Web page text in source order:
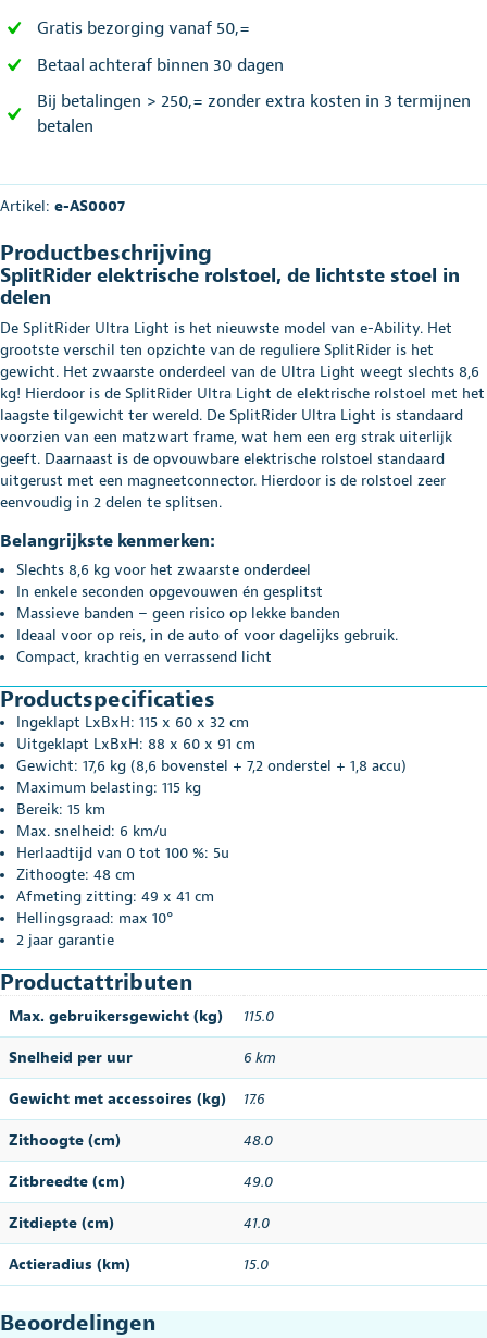
Gratis bezorging vanaf 50,=
Betaal achteraf binnen 30 dagen
Bij betalingen > 250,= zonder extra kosten in 3 termijnen
betalen
Artikel: e-AS0007
Productbeschrijving
SplitRider elektrische rolstoel, de lichtste stoel in
delen
De SplitRider Ultra Light is het nieuwste model van e-Ability. Het
grootste verschil ten opzichte van de reguliere SplitRider is het
gewicht. Het zwaarste onderdeel van de Ultra Light weegt slechts 8,6
kg! Hierdoor is de SplitRider Ultra Light de elektrische rolstoel met het
laagste tilgewicht ter wereld. De SplitRider Ultra Light is standaard
voorzien van een matzwart frame, wat hem een erg strak uiterlijk
geeft. Daarnaast is de opvouwbare elektrische rolstoel standaard
uitgerust met een magneetconnector. Hierdoor is de rolstoel zeer
eenvoudig in 2 delen te splitsen.
Belangrijkste kenmerken:
Slechts 8,6 kg voor het zwaarste onderdeel
In enkele seconden opgevouwen én gesplitst
Massieve banden – geen risico op lekke banden
Ideaal voor op reis, in de auto of voor dagelijks gebruik.
Compact, krachtig en verrassend licht
Productspecificaties
Ingeklapt LxBxH: 115 x 60 x 32 cm
Uitgeklapt LxBxH: 88 x 60 x 91 cm
Gewicht: 17,6 kg (8,6 bovenstel + 7,2 onderstel + 1,8 accu)
Maximum belasting: 115 kg
Bereik: 15 km
Max. snelheid: 6 km/u
Herlaadtijd van 0 tot 100 %: 5u
Zithoogte: 48 cm
Afmeting zitting: 49 x 41 cm
Hellingsgraad: max 10°
2 jaar garantie
Productattributen
Max. gebruikersgewicht (kg) 115.0
Snelheid per uur 6 km
Gewicht met accessoires (kg) 17.6
Zithoogte (cm) 48.0
Zitbreedte (cm) 49.0
Zitdiepte (cm) 41.0
Actieradius (km) 15.0
Beoordelingen